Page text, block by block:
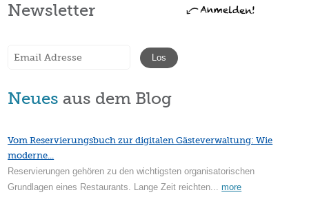
Newsletter
Neues aus dem Blog
Vom Reservierungsbuch zur digitalen Gästeverwaltung: Wie
moderne...
Reservierungen gehören zu den wichtigsten organisatorischen
Grundlagen eines Restaurants. Lange Zeit reichten...more